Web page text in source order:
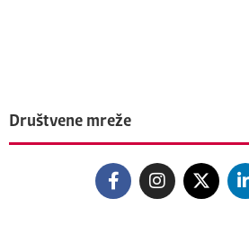
Društvene mreže